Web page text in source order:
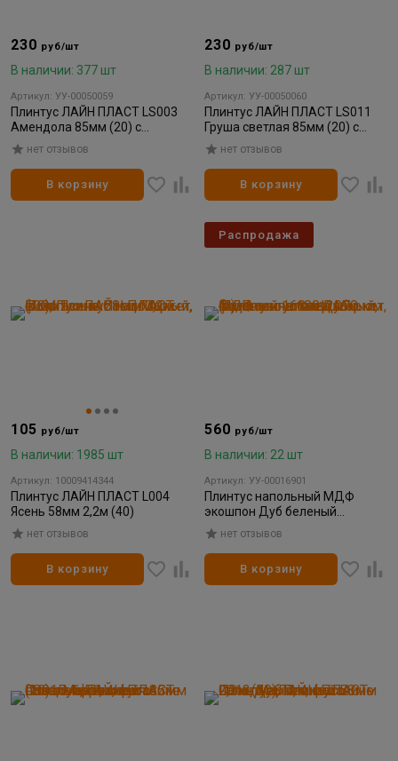
230 руб/шт
В наличии: 377 шт
Артикул: УУ-00050059
Плинтус ЛАЙН ПЛАСТ LS003
Амендола 85мм (20) c
монтажной планкой
нет отзывов
В корзину
230 руб/шт
В наличии: 287 шт
Артикул: УУ-00050060
Плинтус ЛАЙН ПЛАСТ LS011
Груша светлая 85мм (20) с
монтажной планкой
нет отзывов
В корзину
105 руб/шт
В наличии: 1985 шт
Артикул: 10009414344
Плинтус ЛАЙН ПЛАСТ L004
Ясень 58мм 2,2м (40)
нет отзывов
В корзину
560 руб/шт
В наличии: 22 шт
Артикул: УУ-00016901
Плинтус напольный МДФ
экошпон Дуб беленый
16*80*2070 мм (5)
нет отзывов
В корзину
Распродажа